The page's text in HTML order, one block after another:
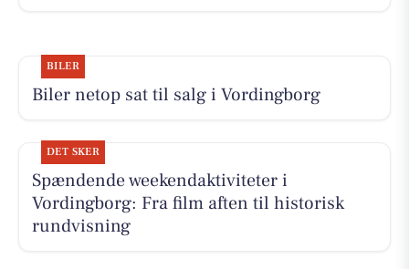
BILER
Biler netop sat til salg i Vordingborg
DET SKER
Spændende weekendaktiviteter i
Vordingborg: Fra film aften til historisk
rundvisning